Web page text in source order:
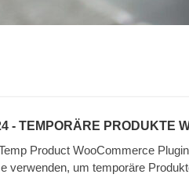
- TEMPORÄRE PRODUKTE
Product WooCommerce
verwenden, um temporäre